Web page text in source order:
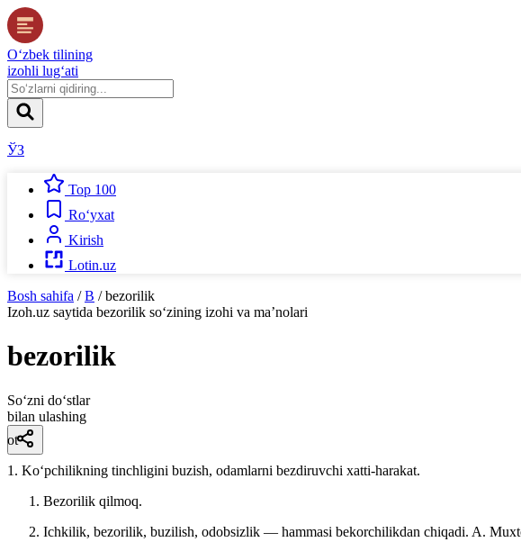
O‘zbek tilining
izohli lug‘ati
ЎЗ
Top 100
Ro‘yxat
Kirish
Lotin.uz
Bosh sahifa / B / bezorilik
Izoh.uz saytida bezorilik so‘zining izohi va ma’nolari
bezorilik
So‘zni do‘stlar
bilan ulashing
ot
1. Koʻpchilikning tinchligini buzish, odamlarni bezdiruvchi xatti-harakat.
Bezorilik qilmoq.
Ichkilik, bezorilik, buzilish, odobsizlik — hammasi bekorchilikdan chiqadi. A.